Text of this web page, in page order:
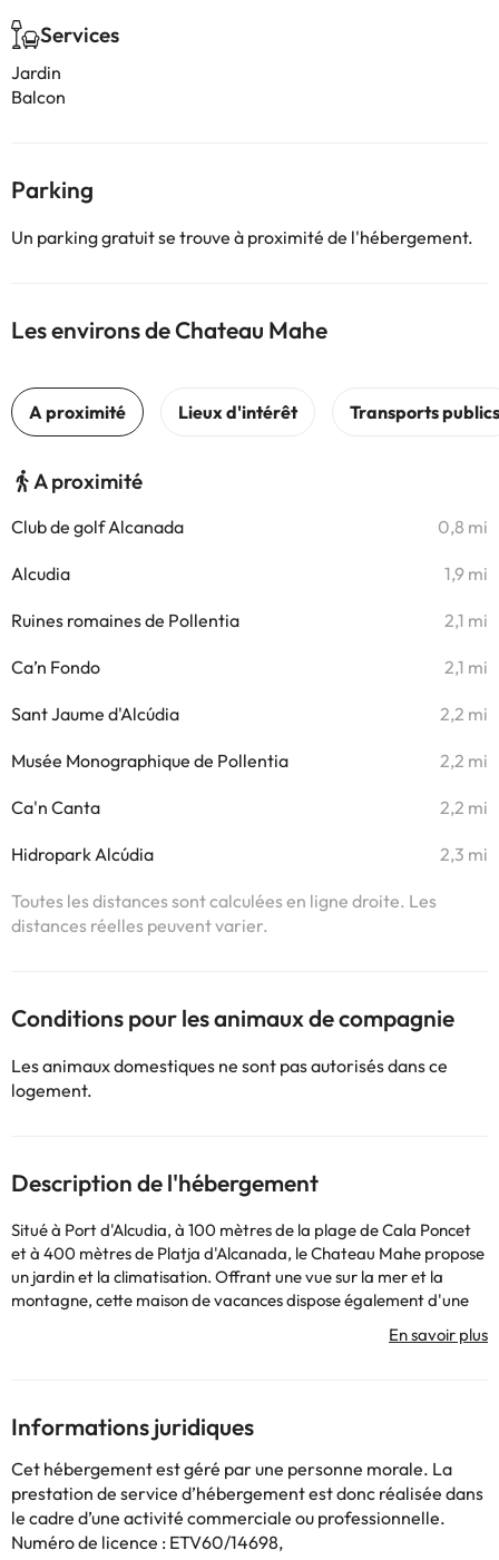
Services
Jardin
Balcon
Parking
Un parking gratuit se trouve à proximité de l'hébergement.
Les environs de Chateau Mahe
A proximité
Club de golf Alcanada 0,8 mi
Alcudia 1,9 mi
Ruines romaines de Pollentia 2,1 mi
Ca’n Fondo 2,1 mi
Sant Jaume d'Alcúdia 2,2 mi
Musée Monographique de Pollentia 2,2 mi
Ca'n Canta 2,2 mi
Hidropark Alcúdia 2,3 mi
Toutes les distances sont calculées en ligne droite. Les
distances réelles peuvent varier.
Conditions pour les animaux de compagnie
Les animaux domestiques ne sont pas autorisés dans ce
logement.
Description de l'hébergement
Situé à Port d'Alcudia, à 100 mètres de la plage de Cala Poncet
et à 400 mètres de Platja d'Alcanada, le Chateau Mahe propose
un jardin et la climatisation. Offrant une vue sur la mer et la
montagne, cette maison de vacances dispose également d'une
connexion Wi-Fi gratuite. Cet établissement non-fumeurs se
entièrement équipée comporte un four et un grille-pain. Les
serviettes et le linge de lit sont fournis. Il offre une vue sur le jardin.
Vous séjournerez à 4,5 km de la vieille ville d'Alcudia et à 8,7 km du
parc naturel S'Albufera de Mallorca. L'aéroport de Palma de
Majorque, le plus proche, est implanté à 65 km.
Informations juridiques
Cet hébergement est géré par une personne morale. La
prestation de service d’hébergement est donc réalisée dans
le cadre d’une activité commerciale ou professionnelle.
Numéro de licence : ETV60/14698,